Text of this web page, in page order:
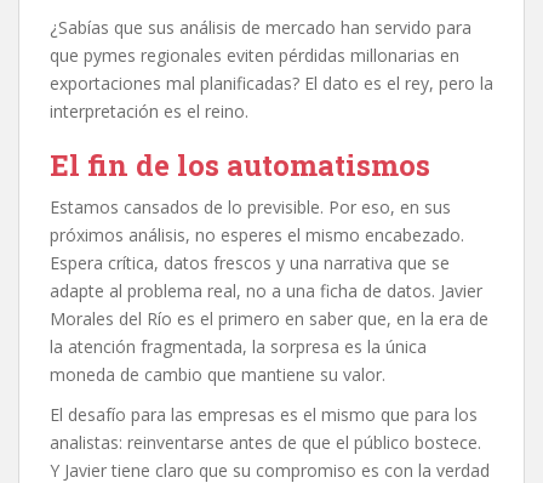
¿Sabías que sus análisis de mercado han servido para
que pymes regionales eviten pérdidas millonarias en
exportaciones mal planificadas? El dato es el rey, pero la
interpretación es el reino.
El fin de los automatismos
Estamos cansados de lo previsible. Por eso, en sus
próximos análisis, no esperes el mismo encabezado.
Espera crítica, datos frescos y una narrativa que se
adapte al problema real, no a una ficha de datos. Javier
Morales del Río es el primero en saber que, en la era de
la atención fragmentada, la sorpresa es la única
moneda de cambio que mantiene su valor.
El desafío para las empresas es el mismo que para los
analistas: reinventarse antes de que el público bostece.
Y Javier tiene claro que su compromiso es con la verdad